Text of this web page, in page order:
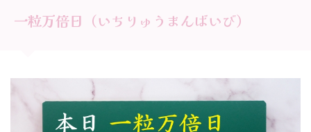
一粒万倍日（いちりゅうまんばいび）